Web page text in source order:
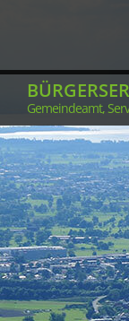
Gemeindeamt,